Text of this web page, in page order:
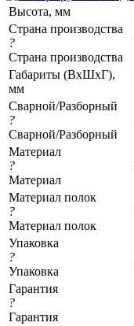
Высота, мм
Страна производства
?
Страна производства
Габариты (ВхШхГ),
мм
Сварной/Разборный
?
Сварной/Разборный
Материал
?
Материал
Материал полок
?
Материал полок
Упаковка
?
Упаковка
Гарантия
?
Гарантия